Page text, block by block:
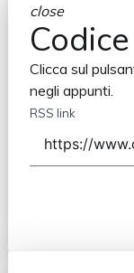
close
Clicca sul
negli appunti.
RSS link